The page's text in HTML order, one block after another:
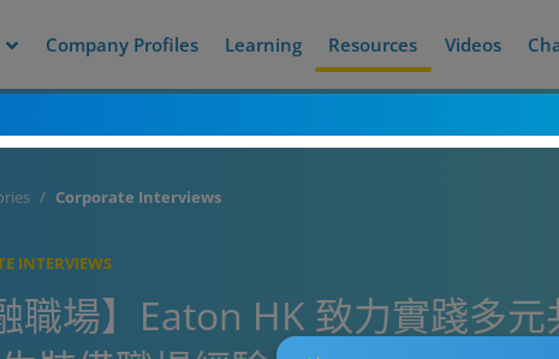
Company Profiles Learning Resources Videos
Corporate Interviews
INTERVIEWS
職場】Eaton HK 致力實踐多